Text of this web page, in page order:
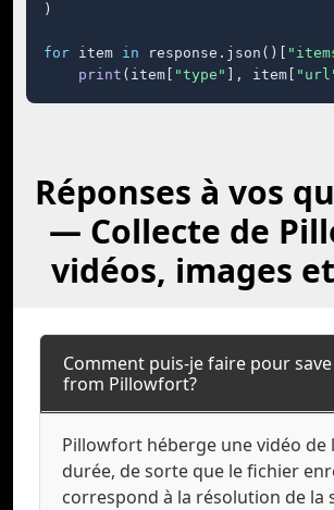
)
for item in response.json()[
print (item[ "type" ], item[
Réponses à vos
— Collecte de
vidéos, images
Comment puis-je faire pour
from Pillowfort?
Pillowfort héberge une vidéo de
durée, de sorte que le fichier
correspond à la résolution de la